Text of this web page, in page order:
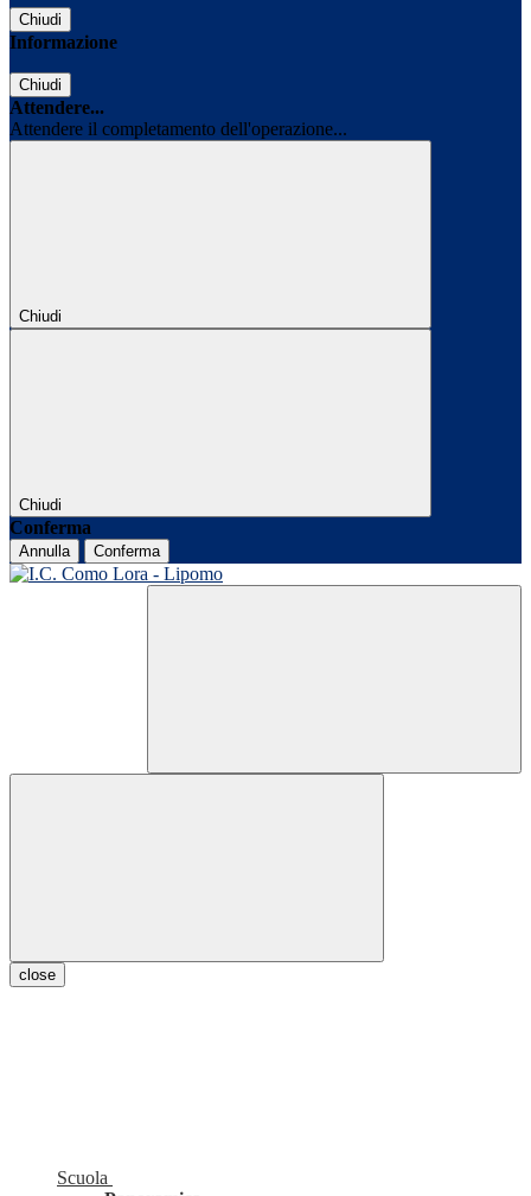
Chiudi
Informazione
Chiudi
Attendere...
Attendere il completamento dell'operazione...
Chiudi
Chiudi
Conferma
Annulla Conferma
close
Scuola